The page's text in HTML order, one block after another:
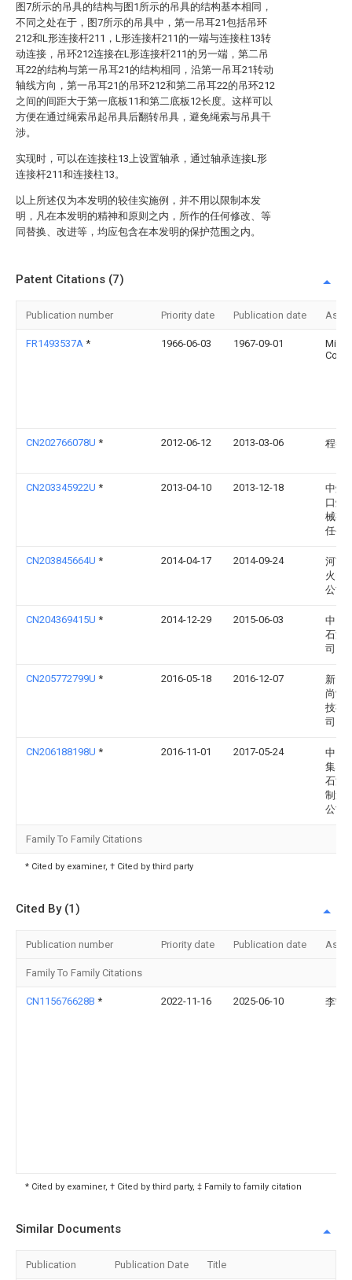
图7所示的吊具的结构与图1所示的吊具的结构基本相同，
不同之处在于，图7所示的吊具中，第一吊耳21包括吊环
212和L形连接杆211，L形连接杆211的一端与连接柱13转
动连接，吊环212连接在L形连接杆211的另一端，第二吊
耳22的结构与第一吊耳21的结构相同，沿第一吊耳21转动
轴线方向，第一吊耳21的吊环212和第二吊耳22的吊环212
之间的间距大于第一底板11和第二底板12长度。这样可以
方便在通过绳索吊起吊具后翻转吊具，避免绳索与吊具干
涉。
实现时，可以在连接柱13上设置轴承，通过轴承连接L形
连接杆211和连接柱13。
以上所述仅为本发明的较佳实施例，并不用以限制本发
明，凡在本发明的精神和原则之内，所作的任何修改、等
同替换、改进等，均应包含在本发明的保护范围之内。
Patent Citations (7)
Publication number Priority date Publication date
FR1493537A * 1966-06-03 1967-09-01
Mills
CN202766078U * 2012-06-12 2013-03-06 程春
CN203345922U * 2013-04-10 2013-12-18
中煤
口煤
械有
任公
CN203845664U * 2014-04-17 2014-09-24
河南
火电
公司
CN204369415U * 2014-12-29 2015-06-03
中国
石油
司
CN205772799U * 2016-05-18 2016-12-07
新昌
尚制
技有
司
CN206188198U * 2016-11-01 2017-05-24
中国
集团
石油
制造
公司
Family To Family Citations
* Cited by examiner, † Cited by third party
Cited By (1)
Publication number Priority date Publication date
Family To Family Citations
CN115676628B * 2022-11-16 2025-06-10 李宁
* Cited by examiner, † Cited by third party, ‡ Family to family citation
Similar Documents
Publication Publication Date Title